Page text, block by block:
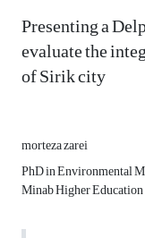
Presenting a
evaluate the
of Sirik city
morteza zarei
PhD in Environmental
Minab Higher